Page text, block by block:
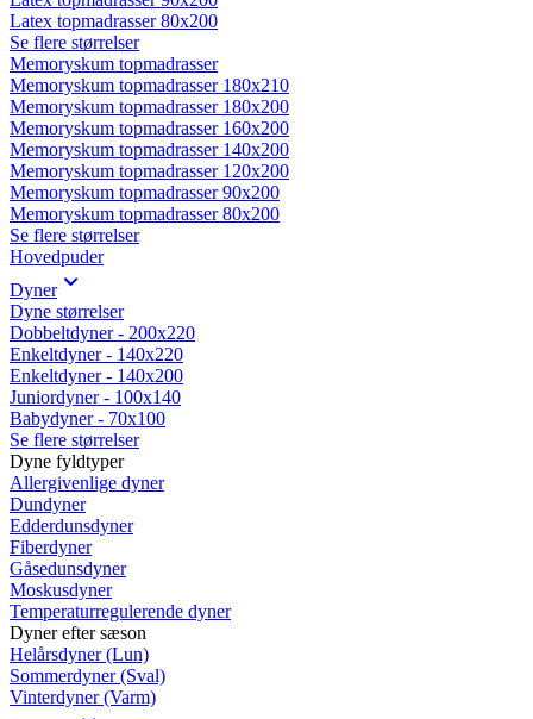
Latex topmadrasser 80x200
Se flere størrelser
Memoryskum topmadrasser
Memoryskum topmadrasser 180x210
Memoryskum topmadrasser 180x200
Memoryskum topmadrasser 160x200
Memoryskum topmadrasser 140x200
Memoryskum topmadrasser 120x200
Memoryskum topmadrasser 90x200
Memoryskum topmadrasser 80x200
Se flere størrelser
Hovedpuder
Dyner
Dyne størrelser
Dobbeltdyner - 200x220
Enkeltdyner - 140x220
Enkeltdyner - 140x200
Juniordyner - 100x140
Babydyner - 70x100
Se flere størrelser
Dyne fyldtyper
Allergivenlige dyner
Dundyner
Edderdunsdyner
Fiberdyner
Gåsedunsdyner
Moskusdyner
Temperaturregulerende dyner
Dyner efter sæson
Helårsdyner (Lun)
Sommerdyner (Sval)
Vinterdyner (Varm)